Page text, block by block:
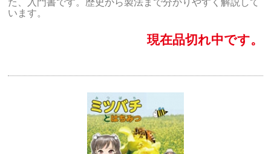
います。
現在品切れ中です。